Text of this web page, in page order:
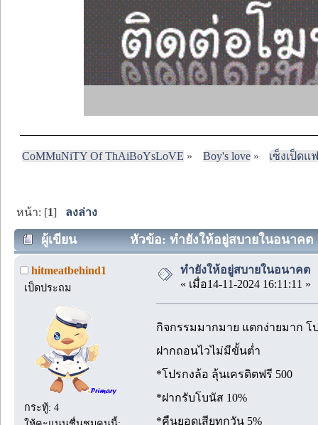
CoMMuNiTY Of ThAiBoYsLoVE » Boy's love» เซ็งเป็ด
หน้า: [1] ลงล่าง
ผู้เขียน หัวข้อ: ทำยังให้อยู่สบายในอนาคต
hitmeatbehind1
เป็ดประถม
กระทู้: 4
ทำยังให้อยู่สบายในอนาคต
« เมื่อ14-11-2024 16:11:11 »
กิจกรรมมากมาย แตกง่ายมาก โ
ฝากถอนไวไม่มีขั้นต่ำ
*โปรกงล้อ ลุ้นเครดิตฟรี 500
*ฝากรับโบนัส 10%
*คืนยอดเสียทุกวัน 5%